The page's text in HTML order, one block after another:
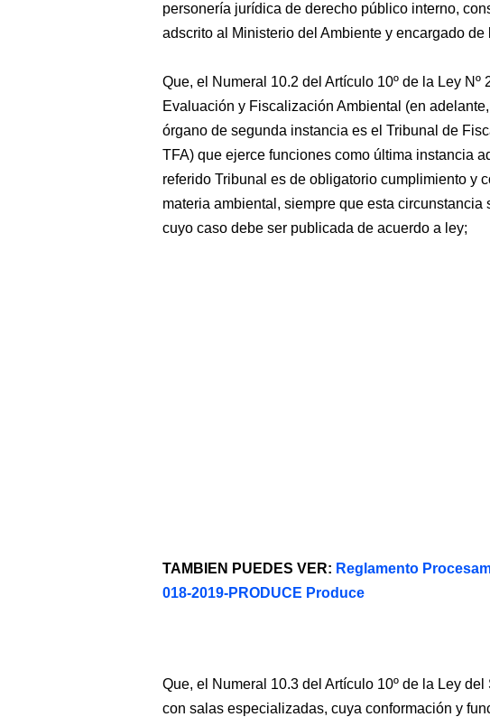
personería jurídica de derecho público interno,
adscrito al Ministerio del Ambiente y encargado
Que, el Numeral 10.2 del Artículo 10º de la Ley
Evaluación y Fiscalización Ambiental (en
órgano de segunda instancia es el Tribunal de
TFA) que ejerce funciones como última instancia
referido Tribunal es de obligatorio cumplimiento y
materia ambiental, siempre que esta
cuyo caso debe ser publicada de acuerdo a ley;
TAMBIEN PUEDES VER: Reglamento
018-2019-PRODUCE Produce
Que, el Numeral 10.3 del Artículo 10º de la Ley
con salas especializadas, cuya conformación y